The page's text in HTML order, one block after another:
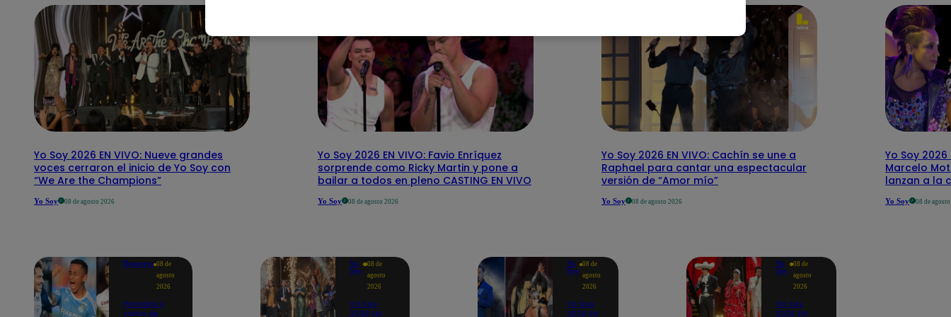
Yo Soy 2026 EN VIVO: Nueve grandes
voces cerraron el inicio de Yo Soy con
“We Are the Champions”
Yo Soy 08 de agosto 2026
Yo Soy 2026 EN VIVO: Favio Enríquez
sorprende como Ricky Martin y pone a
bailar a todos en pleno CASTING EN VIVO
Yo Soy 08 de agosto 2026
Yo Soy 2026 EN VIVO: Cachín se une a
Raphael para cantar una espectacular
versión de “Amor mío”
Yo Soy 08 de agosto 2026
Yo Soy 2026
Marcelo
lanzan a la
Yo Soy 08 de
Deportes 08 de
agosto
2026
Partidos y
tabla de
Yo
Soy
08 de
agosto
2026
Yo Soy
2026 EN
Yo
Soy
08 de
agosto
2026
Yo Soy
2026 EN
Yo
Soy
08 de
agosto
2026
Yo Soy
2026 EN